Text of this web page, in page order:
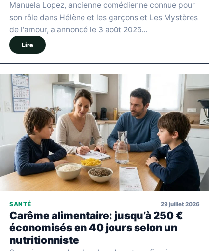
Manuela Lopez, ancienne comédienne connue pour
son rôle dans Hélène et les garçons et Les Mystères
de l'amour, a annoncé le 3 août 2026…
Lire
SANTÉ 29 juillet 2026
Carême alimentaire: jusqu’à 250 €
économisés en 40 jours selon un
nutritionniste